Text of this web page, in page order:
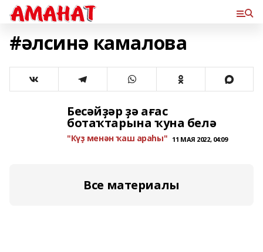
#әлсинә камалова
Бесәйҙәр ҙә ағас
ботаҡтарына ҡуна белә
"Күҙ менән ҡаш араһы" 11 МАЯ 2022, 04:09
Все материалы